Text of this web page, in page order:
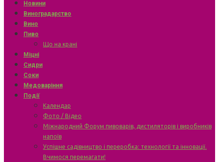
Новини
Виноградарство
Вино
Пиво
Що на крані
Міцні
Сидри
Соки
Медоваріння
Події
Календар
Фото / Відео
Міжнародний Форум пивоварів, дистиляторів і виробників
напоїв
Успішне садівництво і переробка: технології та інновації.
Вчимося перемагати!